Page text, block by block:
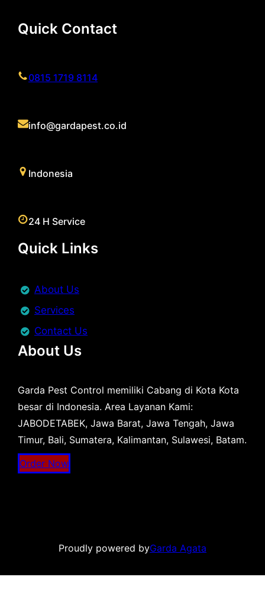
Quick Contact
0815 1719 8114
info@gardapest.co.id
Indonesia
24 H Service
Quick Links
About Us
Services
Contact Us
About Us
Garda Pest Control memiliki Cabang di Kota Kota
besar di Indonesia. Area Layanan Kami:
JABODETABEK, Jawa Barat, Jawa Tengah, Jawa
Timur, Bali, Sumatera, Kalimantan, Sulawesi, Batam.
Order Now
Proudly powered byGarda Agata